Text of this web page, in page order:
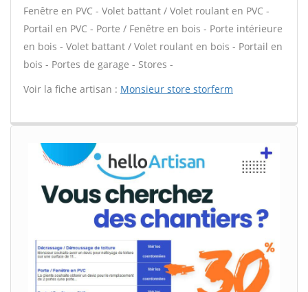
Fenêtre en PVC - Volet battant / Volet roulant en PVC -
Portail en PVC - Porte / Fenêtre en bois - Porte intérieure
en bois - Volet battant / Volet roulant en bois - Portail en
bois - Portes de garage - Stores -
Voir la fiche artisan : Monsieur store storferm